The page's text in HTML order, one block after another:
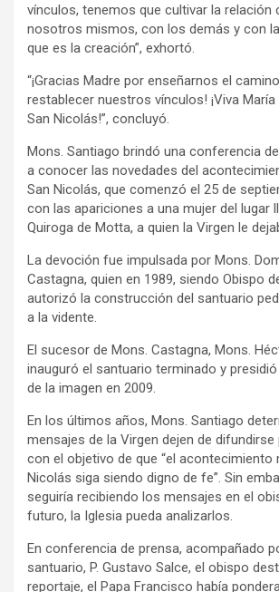
vínculos, tenemos que cultivar la relación
nosotros mismos, con los demás y con
que es la creación”, exhortó.
“¡Gracias Madre por enseñarnos el
restablecer nuestros vínculos! ¡Viva
San Nicolás!”, concluyó.
Mons. Santiago brindó una conferencia
a conocer las novedades del
San Nicolás, que comenzó el 25 de
con las apariciones a una mujer del lugar
Quiroga de Motta, a quien la Virgen le
La devoción fue impulsada por Mons.
Castagna, quien en 1989, siendo Obispo
autorizó la construcción del santuario
a la vidente.
El sucesor de Mons. Castagna, Mons.
inauguró el santuario terminado y
de la imagen en 2009.
En los últimos años, Mons. Santiago
mensajes de la Virgen dejen de difundirse
con el objetivo de que “el acontecimiento
Nicolás siga siendo digno de fe”. Sin
seguiría recibiendo los mensajes en el
futuro, la Iglesia pueda analizarlos.
En conferencia de prensa, acompañado
santuario, P. Gustavo Salce, el obispo
reportaje, el Papa Francisco había